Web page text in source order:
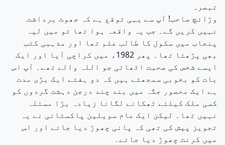
تبصرہ
وڑائچ صاحب! آپ سے یہی توقع ہے کہ جھوٹ برداشت
نہیں کریں گے۔ جب یہ واقعہ ہوا تھا تو میں لیہ
پنجاب میں سکول کا طالب علم تھا اور مذہبی کتب
بھی پڑھتا تھا۔ پھر 1982ء میں کراچی آیا اور ایک
ایسے شخص کی صحبت اٹھائی جو اللہ والے تھے۔ آپ اس
بات کو بخوبی سمجھتے ہیں کہ دو ہفتے ایک بڑی مدت
ہے ایک محصور جگہ میں بند چند درجن دہشت گردوں کو
کسی ملک کیلئے ٹھکانے لگانا زیادہ بڑا مسئلہ
نہیں تھا۔ لیکن ایک عام سویلین پاکستانی نے یہ
تجویز پیش کی تھی کہ پانی چھوڑ دیا جائے اور اس
میں کرنٹ چھوڑ دیا جائے۔